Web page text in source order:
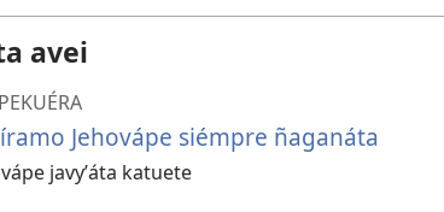
avei
Jehovápe siémpre ñaganáta
javyʼáta katuete